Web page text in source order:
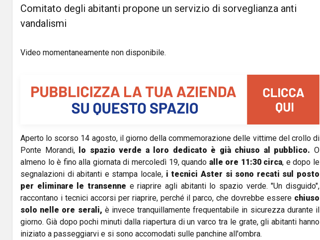
Comitato degli abitanti propone un servizio di sorveglianza anti
vandalismi
Video momentaneamente non disponibile.
Aperto lo scorso 14 agosto, il giorno della commemorazione delle vittime del crollo di
Ponte Morandi,lo spazio verde a loro dedicato è già chiuso al pubblico.O
almeno lo è fino alla giornata di mercoledì 19, quando alle ore 11:30 circa, e dopo le
segnalazioni di abitanti e stampa locale, i tecnici Aster si sono recati sul posto
per eliminare le transenne e riaprire agli abitanti lo spazio verde. "Un disguido",
raccontano i tecnici accorsi per riaprire, perché il parco, che dovrebbe essere chiuso
solo nelle ore serali, è invece tranquillamente frequentabile in sicurezza durante il
giorno. Già dopo pochi minuti dalla riapertura di un varco tra le grate, gli abitanti hanno
iniziato a passeggiarvi e si sono accomodati sulle panchine all'ombra.